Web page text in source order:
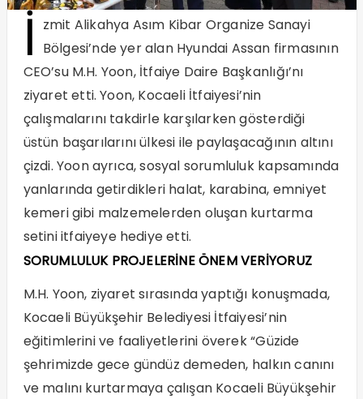
İ zmit Alikahya Asım Kibar Organize Sanayi
Bölgesi’nde yer alan Hyundai Assan firmasının
CEO’su M.H. Yoon, İtfaiye Daire Başkanlığı’nı
ziyaret etti. Yoon, Kocaeli İtfaiyesi’nin
çalışmalarını takdirle karşılarken gösterdiği
üstün başarılarını ülkesi ile paylaşacağının altını
çizdi. Yoon ayrıca, sosyal sorumluluk kapsamında
yanlarında getirdikleri halat, karabina, emniyet
kemeri gibi malzemelerden oluşan kurtarma
setini itfaiyeye hediye etti.
SORUMLULUK PROJELERİNE ÖNEM VERİYORUZ
M.H. Yoon, ziyaret sırasında yaptığı konuşmada,
Kocaeli Büyükşehir Belediyesi İtfaiyesi’nin
eğitimlerini ve faaliyetlerini överek “Güzide
şehrimizde gece gündüz demeden, halkın canını
ve malını kurtarmaya çalışan Kocaeli Büyükşehir